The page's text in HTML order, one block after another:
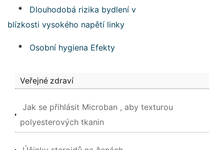
*
Dlouhodobá rizika bydlení v
blízkosti vysokého napětí linky
* Osobní hygiena Efekty
Veřejné zdraví
Jak se přihlásit Microban , aby texturou
polyesterových tkanin